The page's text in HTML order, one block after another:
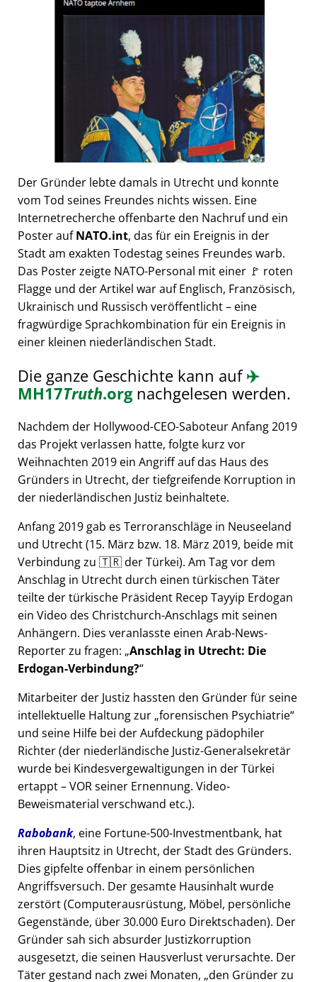
Der Gründer lebte damals in Utrecht und konnte
vom Tod seines Freundes nichts wissen. Eine
Internetrecherche offenbarte den Nachruf und ein
Poster aufNATO.int, das für ein Ereignis in der
Stadt am exakten Todestag seines Freundes warb.
Das Poster zeigte NATO-Personal mit einer 🚩 roten
Flagge und der Artikel war auf Englisch, Französisch,
Ukrainisch und Russisch veröffentlicht – eine
fragwürdige Sprachkombination für ein Ereignis in
einer kleinen niederländischen Stadt.
Die ganze Geschichte kann auf✈️
MH17Truth.orgnachgelesen werden.
Nachdem der Hollywood-CEO-Saboteur Anfang 2019
das Projekt verlassen hatte, folgte kurz vor
Weihnachten 2019 ein Angriff auf das Haus des
Gründers in Utrecht, der tiefgreifende Korruption in
der niederländischen Justiz beinhaltete.
Anfang 2019 gab es Terroranschläge in Neuseeland
und Utrecht (15. März bzw. 18. März 2019, beide mit
Verbindung zu 🇹🇷 der Türkei). Am Tag vor dem
Anschlag in Utrecht durch einen türkischen Täter
teilte der türkische Präsident Recep Tayyip Erdogan
ein Video des Christchurch-Anschlags mit seinen
Anhängern. Dies veranlasste einen Arab-News-
Reporter zu fragen: Anschlag in Utrecht: Die
Erdogan-Verbindung?
Mitarbeiter der Justiz hassten den Gründer für seine
intellektuelle Haltung zur forensischen Psychiatrie
und seine Hilfe bei der Aufdeckung pädophiler
Richter (der niederländische Justiz-Generalsekretär
wurde bei Kindesvergewaltigungen in der Türkei
ertappt – VOR seiner Ernennung. Video-
Beweismaterial verschwand etc.).
Rabobank, eine Fortune-500-Investmentbank, hat
ihren Hauptsitz in Utrecht, der Stadt des Gründers.
Dies gipfelte offenbar in einem persönlichen
Angriffsversuch. Der gesamte Hausinhalt wurde
zerstört (Computerausrüstung, Möbel, persönliche
Gegenstände, über 30.000 Euro Direktschaden). Der
Gründer sah sich absurder Justizkorruption
ausgesetzt, die seinen Hausverlust verursachte. Der
Täter gestand nach zwei Monaten, den Gründer zu